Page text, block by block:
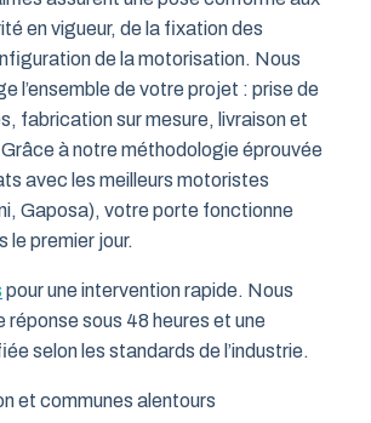
en vigueur, de la fixation des
de la motorisation. Nous
l’ensemble de votre projet : prise de
fabrication sur mesure, livraison et
à notre méthodologie éprouvée
avec les meilleurs motoristes
Gaposa), votre porte fonctionne
le premier jour.
pour une intervention rapide. Nous
réponse sous 48 heures et une
selon les standards de l’industrie.
et communes alentours